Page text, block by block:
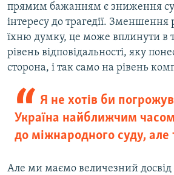
прямим бажанням є зниження
інтересу до трагедії. Зменшення
їхню думку, це може вплинути в
рівень відповідальності, яку
сторона, і так само на рівень
Я не хотів би
Україна найближчим
до міжнародного суду, але
Але ми маємо величезний досвід